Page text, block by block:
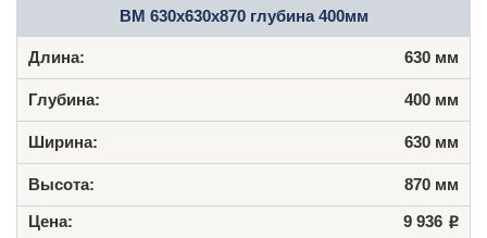
ВМ 630x630x870 глубина 400мм
630 мм
400 мм
630 мм
870 мм
9 936 Р